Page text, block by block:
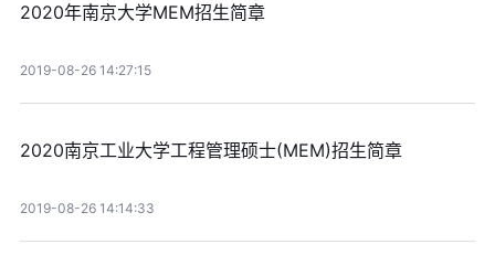
2020年南京大学MEM招生简章
2019-08-26 14:27:15
2020南京工业大学工程管理硕士(MEM)招生简章
2019-08-26 14:14:33